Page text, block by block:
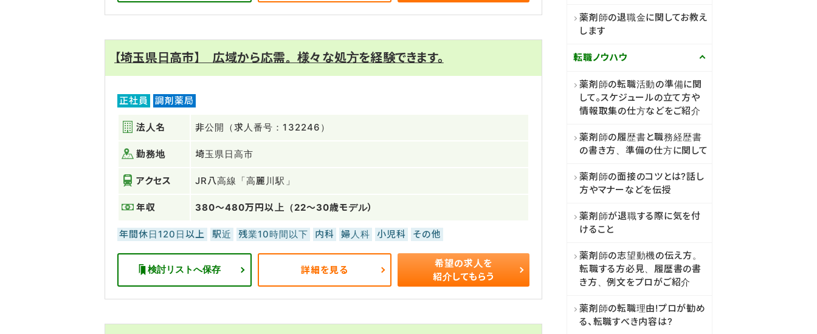
【埼玉県日高市】 広域から応需。様々な処方を経験できます。
正社員 調剤薬局
法人名 非公開（求人番号：132246）
勤務地 埼玉県日高市
アクセス JR八高線「高麗川駅」
年収 380～480万円以上（22～30歳モデル）
年間休日120日以上 駅近 残業10時間以下 内科 婦人科 小児科 その他
検討リストへ保存 詳細を見る
希望の求人を
紹介してもらう
薬剤師の退職金に関してお教え
します
転職ノウハウ
薬剤師の転職活動の準備に関
して。スケジュールの立て方や
情報取集の仕方などをご紹介
薬剤師の履歴書と職務経歴書
の書き方、準備の仕方に関して
薬剤師の面接のコツとは?話し
方やマナーなどを伝授
薬剤師が退職する際に気を付
けること
薬剤師の志望動機の伝え方。
転職する方必見、履歴書の書
き方、例文をプロがご紹介
薬剤師の転職理由!プロが勧め
る、転職すべき内容は?